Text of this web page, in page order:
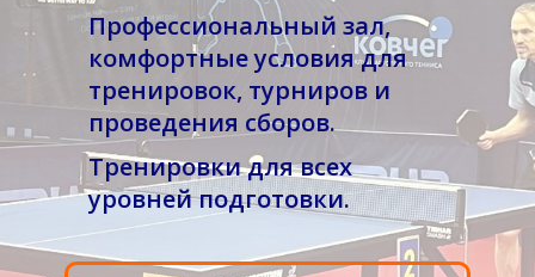
Профессиональный зал,
комфортные условия для
тренировок, турниров и
проведения сборов.
Тренировки для всех
уровней подготовки.